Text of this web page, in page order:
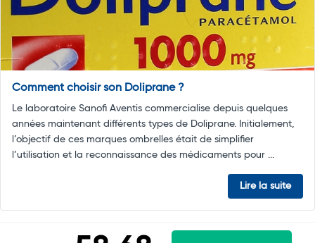
Comment choisir son Doliprane ?
Le laboratoire Sanofi Aventis commercialise depuis quelques
années maintenant différents types de Doliprane. Initialement,
l’objectif de ces marques ombrelles était de simplifier
l’utilisation et la reconnaissance des médicaments pour ...
Lire la suite